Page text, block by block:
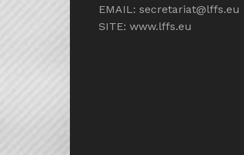
EMAIL: secretariat@lffs.eu
SITE: www.lffs.eu